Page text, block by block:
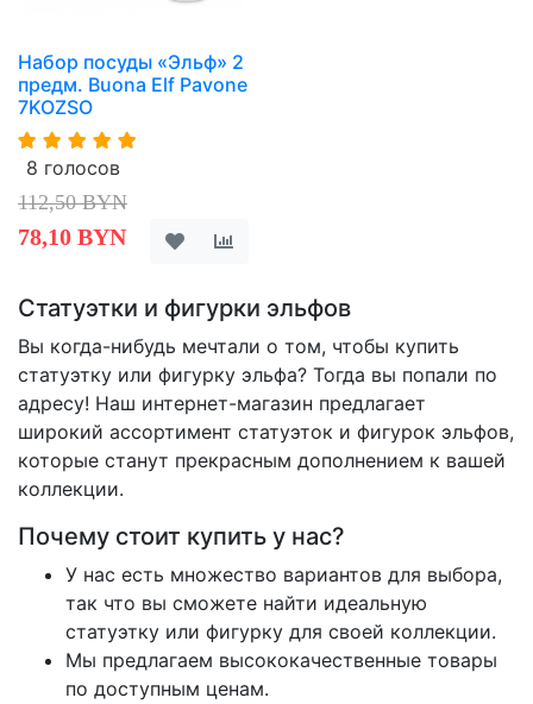
Набор посуды «Эльф» 2
предм. Buona Elf Pavone
7KOZSO
8 голосов
112,50 BYN
78,10 BYN
Статуэтки и фигурки эльфов
Вы когда-нибудь мечтали о том, чтобы купить
статуэтку или фигурку эльфа? Тогда вы попали по
адресу! Наш интернет-магазин предлагает
широкий ассортимент статуэток и фигурок эльфов,
которые станут прекрасным дополнением к вашей
коллекции.
Почему стоит купить у нас?
У нас есть множество вариантов для выбора,
так что вы сможете найти идеальную
статуэтку или фигурку для своей коллекции.
Мы предлагаем высококачественные товары
по доступным ценам.